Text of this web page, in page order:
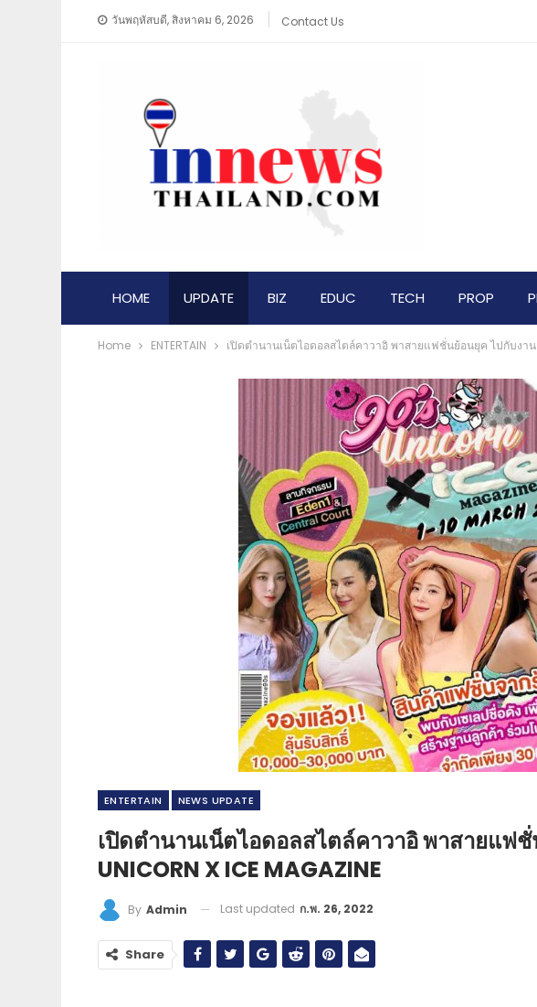
วันพฤหัสบดี, สิงหาคม 6, 2026 Contact Us
HOME UPDATE BIZ EDUC TECH PROP
Home ENTERTAIN เปิดตำนานเน็ตไอดอลสไตล์คาวาอิ พาสายแฟชั่นย้อนยุค ไปกับงาน
ENTERTAIN NEWS​ UPDATE
เปิดตำนานเน็ตไอดอลสไตล์คาวาอิ พาสายแฟ
UNICORN X ICE MAGAZINE
By Admin Last updated ก.พ. 26, 2022
Share